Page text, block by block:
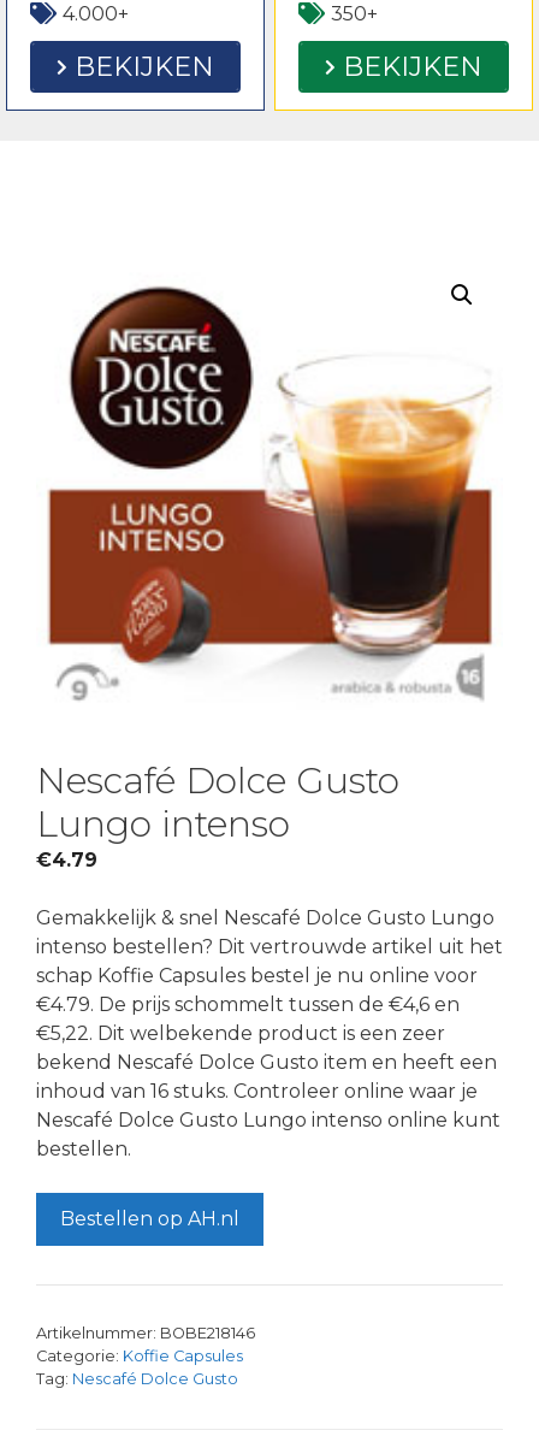
4.000+
BEKIJKEN
350+
BEKIJKEN
Nescafé Dolce Gusto
Lungo intenso
€4.79
Gemakkelijk & snel Nescafé Dolce Gusto Lungo
intenso bestellen? Dit vertrouwde artikel uit het
schap Koffie Capsules bestel je nu online voor
€4.79. De prijs schommelt tussen de €4,6 en
€5,22. Dit welbekende product is een zeer
bekend Nescafé Dolce Gusto item en heeft een
inhoud van 16 stuks. Controleer online waar je
Nescafé Dolce Gusto Lungo intenso online kunt
bestellen.
Bestellen op AH.nl
Artikelnummer: BOBE218146
Categorie: Koffie Capsules
Tag: Nescafé Dolce Gusto